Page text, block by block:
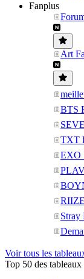
Fanplus
Art
BTS
TXT
EXO
Stray
Voir tous les
Top 50 des